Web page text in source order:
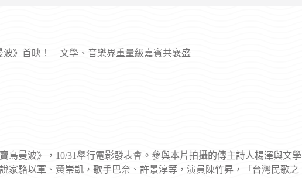
波》首映！ 文學、音樂界重量級嘉賓共襄盛
島曼波》，10/31舉行電影發表會。參與本片拍攝的傳主詩人楊澤與文學
家駱以軍、黃崇凱，歌手巴奈、許景淳等，演員陳竹昇，「台灣民歌之